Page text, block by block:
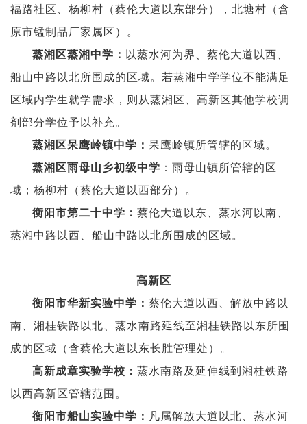
福路社区、杨柳村（蔡伦大道以东部分），北塘村（含
原市锰制品厂家属区）。
蒸湘区蒸湘中学： 以蒸水河为界、蔡伦大道以西、
船山中路以北所围成的区域。若蒸湘中学学位不能满足
区域内学生就学需求，则从蒸湘区、高新区其他学校调
剂部分学位予以补充。
蒸湘区呆鹰岭镇中学： 呆鹰岭镇所管辖的区域。
蒸湘区雨母山乡初级中学 ：雨母山镇所管辖的区
域；杨柳村（蔡伦大道以西部分）。
衡阳市第二十中学： 蔡伦大道以东、蒸水河以南、
蒸湘中路以西、船山中路以北所围成的区域。
高新区
衡阳市华新实验中学： 蔡伦大道以西、解放中路以
南、湘桂铁路以北、蒸水南路延线至湘桂铁路以东所围
成的区域（含蔡伦大道以东长胜管理处）。
高新成章实验学校： 蒸水南路及延伸线到湘桂铁路
以西高新区管辖范围。
衡阳市船山实验中学： 凡属解放大道以北、蒸水河